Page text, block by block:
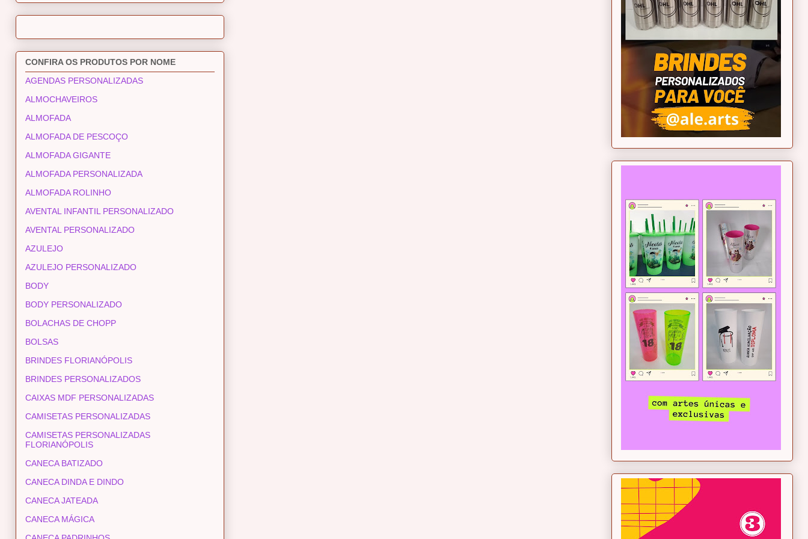
CONFIRA OS PRODUTOS POR NOME
AGENDAS PERSONALIZADAS
ALMOCHAVEIROS
ALMOFADA
ALMOFADA DE PESCOÇO
ALMOFADA GIGANTE
ALMOFADA PERSONALIZADA
ALMOFADA ROLINHO
AVENTAL INFANTIL PERSONALIZADO
AVENTAL PERSONALIZADO
AZULEJO
AZULEJO PERSONALIZADO
BODY
BODY PERSONALIZADO
BOLACHAS DE CHOPP
BOLSAS
BRINDES FLORIANÓPOLIS
BRINDES PERSONALIZADOS
CAIXAS MDF PERSONALIZADAS
CAMISETAS PERSONALIZADAS
CAMISETAS PERSONALIZADAS
FLORIANÓPOLIS
CANECA BATIZADO
CANECA DINDA E DINDO
CANECA JATEADA
CANECA MÁGICA